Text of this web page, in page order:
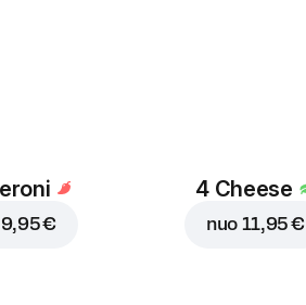
9,95 €
4 Cheese
nuo 11,95 €